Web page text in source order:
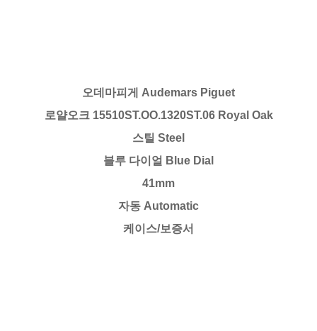
오데마피게 Audemars Piguet
로얄오크 15510ST.OO.1320ST.06 Royal Oak
스틸 Steel
블루 다이얼 Blue Dial
41mm
자동 Automatic
케이스/보증서